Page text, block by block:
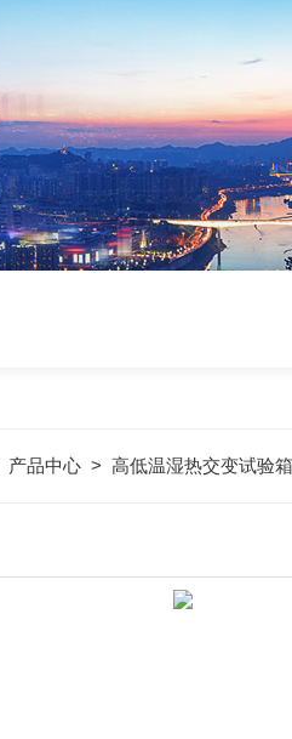
产品中心 > 高低温湿热交变试验箱